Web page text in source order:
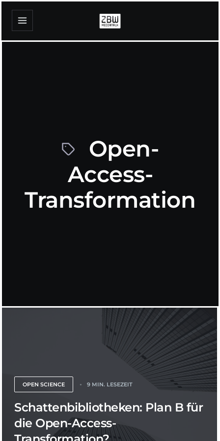
Open-
Access-
Transformation
OPEN SCIENCE 9 MIN. LESEZEIT
Schattenbibliotheken: Plan B für
die Open-Access-